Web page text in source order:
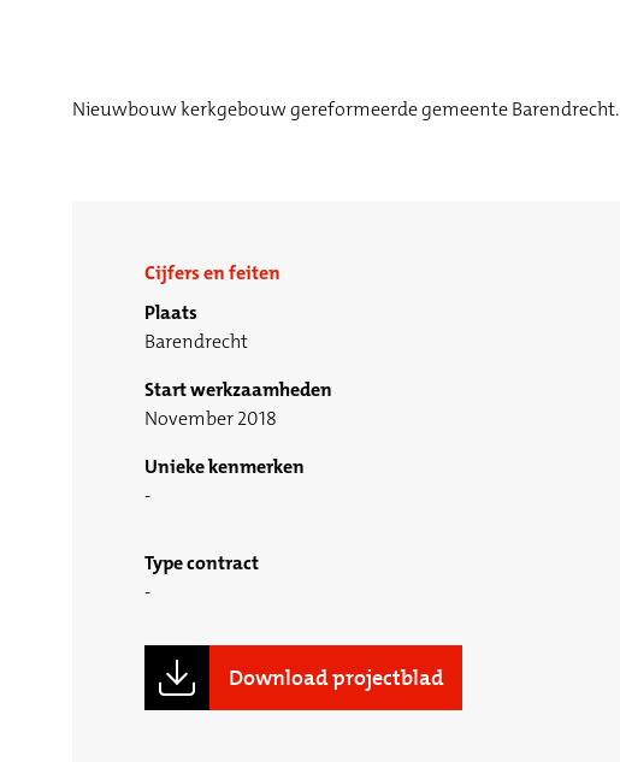
Nieuwbouw kerkgebouw gereformeerde gemeente Barendrecht.
Cijfers en feiten
Plaats
Barendrecht
Start werkzaamheden
November 2018
Unieke kenmerken
Type contract
Download projectblad